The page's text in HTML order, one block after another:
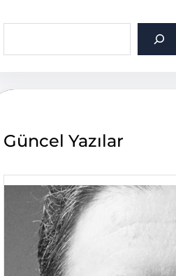
a
h
Güncel Yazılar